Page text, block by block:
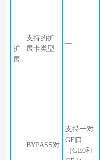
扩
展
支持的扩
展卡类型
—
BYPASS对
支持一对
GE口
（GE0和